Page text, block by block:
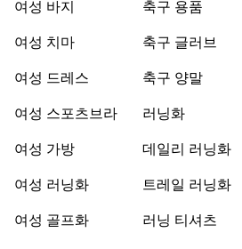
여성 바지
여성 치마
여성 드레스
여성 스포츠브라
여성 가방
여성 러닝화
여성 골프화
축구 용품
축구 글러브
축구 양말
러닝화
데일리 러닝화
트레일 러닝화
러닝 티셔츠